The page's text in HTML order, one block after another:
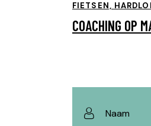
COACHING OP
FIETSEN,